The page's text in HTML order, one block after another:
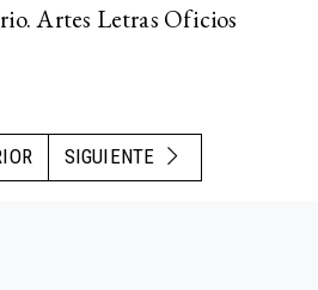
Artes Letras Oficios
SIGUIENTE